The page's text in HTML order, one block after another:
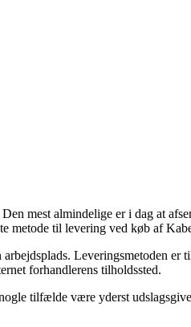
mest almindelige er i dag at
metode til levering ved køb af
Leveringsmetoden
forhandlerens tilholdssted.
tilfælde være yderst